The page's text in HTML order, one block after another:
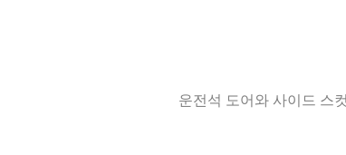
운전석 도어와 사이드 스